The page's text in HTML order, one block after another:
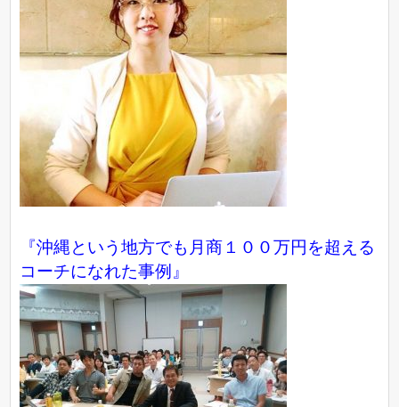
『沖縄という地方でも月商１００万円を超える
コーチになれた事例』